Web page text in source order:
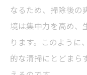
なるため、掃除後の
境は集中力を高め、
ります。このように
的な清掃にとどまら